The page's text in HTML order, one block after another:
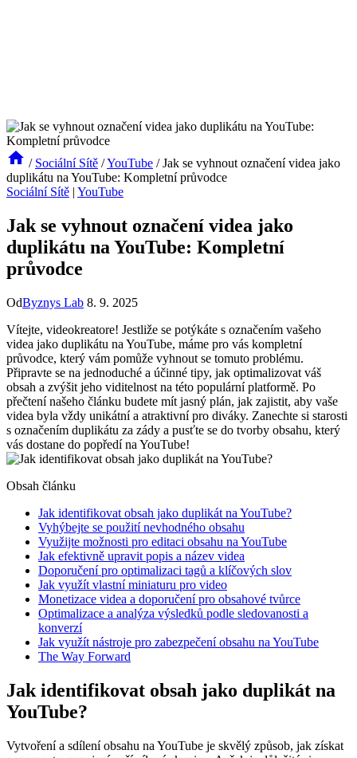
/ Sociální Sítě /YouTube / Jak se vyhnout označení videa jako
duplikátu na YouTube: Kompletní průvodce
Sociální Sítě | YouTube
Jak se vyhnout označení videa jako
duplikátu na YouTube: Kompletní
průvodce
OdByznys Lab 8. 9. 2025
Vítejte, videokreatore! Jestliže se potýkáte s označením vašeho
videa jako duplikátu na YouTube, máme pro vás kompletní
průvodce, který vám pomůže vyhnout se tomuto problému.
Připravte se na jednoduché a účinné tipy, jak optimalizovat váš
obsah a zvýšit jeho viditelnost na této populární platformě. Po
přečtení našeho článku budete mít jasný plán, jak zajistit, aby vaše
videa byla vždy unikátní a atraktivní pro diváky. Zanechte si starosti
s označením duplikátu za zády a pusťte se do tvorby obsahu, který
vás dostane do popředí na YouTube!
Obsah článku
Jak identifikovat obsah jako duplikát na YouTube?
Vyhýbejte se použití nevhodného obsahu
Využijte možnosti pro editaci obsahu na YouTube
Jak efektivně upravit popis a název videa
Doporučení pro optimalizaci tagů a klíčových slov
Jak využít vlastní miniaturu pro video
Monetizace videa a doporučení pro obsahové tvůrce
Optimalizace a analýza výsledků podle sledovanosti a
konverzí
Jak využít nástroje pro zabezpečení obsahu na YouTube
The Way Forward
Jak identifikovat obsah jako duplikát na
YouTube?
Vytvoření a sdílení obsahu na YouTube je skvělý způsob, jak získat